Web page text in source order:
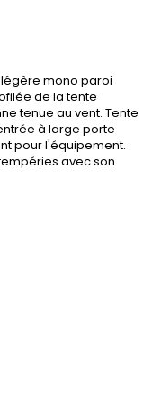
mono paroi
de la tente
tenue au vent. Tente
à large porte
pour l'équipement.
avec son